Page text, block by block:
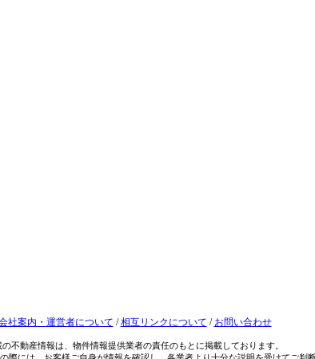
社案内・運営者について /相互リンクについて / お問い合わせ
の不動産情報は、物件情報提供業者の責任のもとに掲載しております。